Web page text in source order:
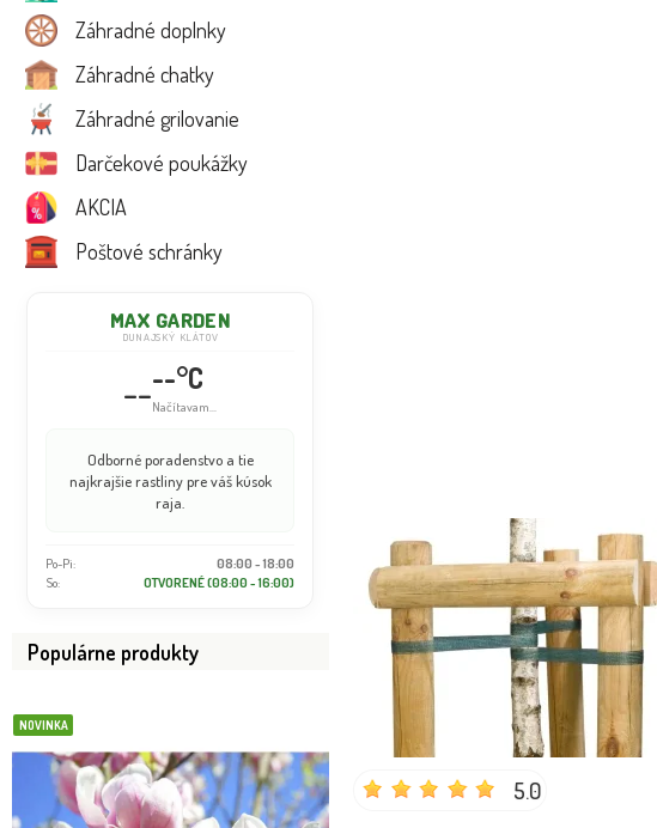
Záhradné doplnky
Záhradné chatky
Záhradné grilovanie
Darčekové poukážky
AKCIA
Poštové schránky
MAX GARDEN
DUNAJSKÝ KLÁTOV
----°C
Načítavam...
Odborné poradenstvo a tie
najkrajšie rastliny pre váš kúsok
raja.
Po-Pi:
08:00 - 18:00
So:
OTVORENÉ (08:00 - 16:00)
Populárne produkty
NOVINKA
5.0